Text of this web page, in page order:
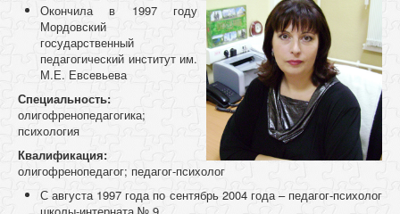
Окончила в 1997 году
Мордовский
государственный
педагогический институт им.
М.Е. Евсевьева
Специальность:
олигофренопедагогика;
психология
Квалификация:
олигофренопедагог; педагог-психолог
С августа 1997 года по сентябрь 2004 года – педагог-психолог
школы-интерната № 9